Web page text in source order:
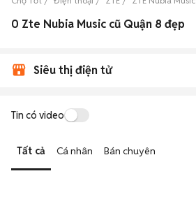
0 Zte Nubia Music cũ Quận 8 đẹp
Siêu thị điện tử
Tin có video
Tất cả Cá nhân Bán chuyên